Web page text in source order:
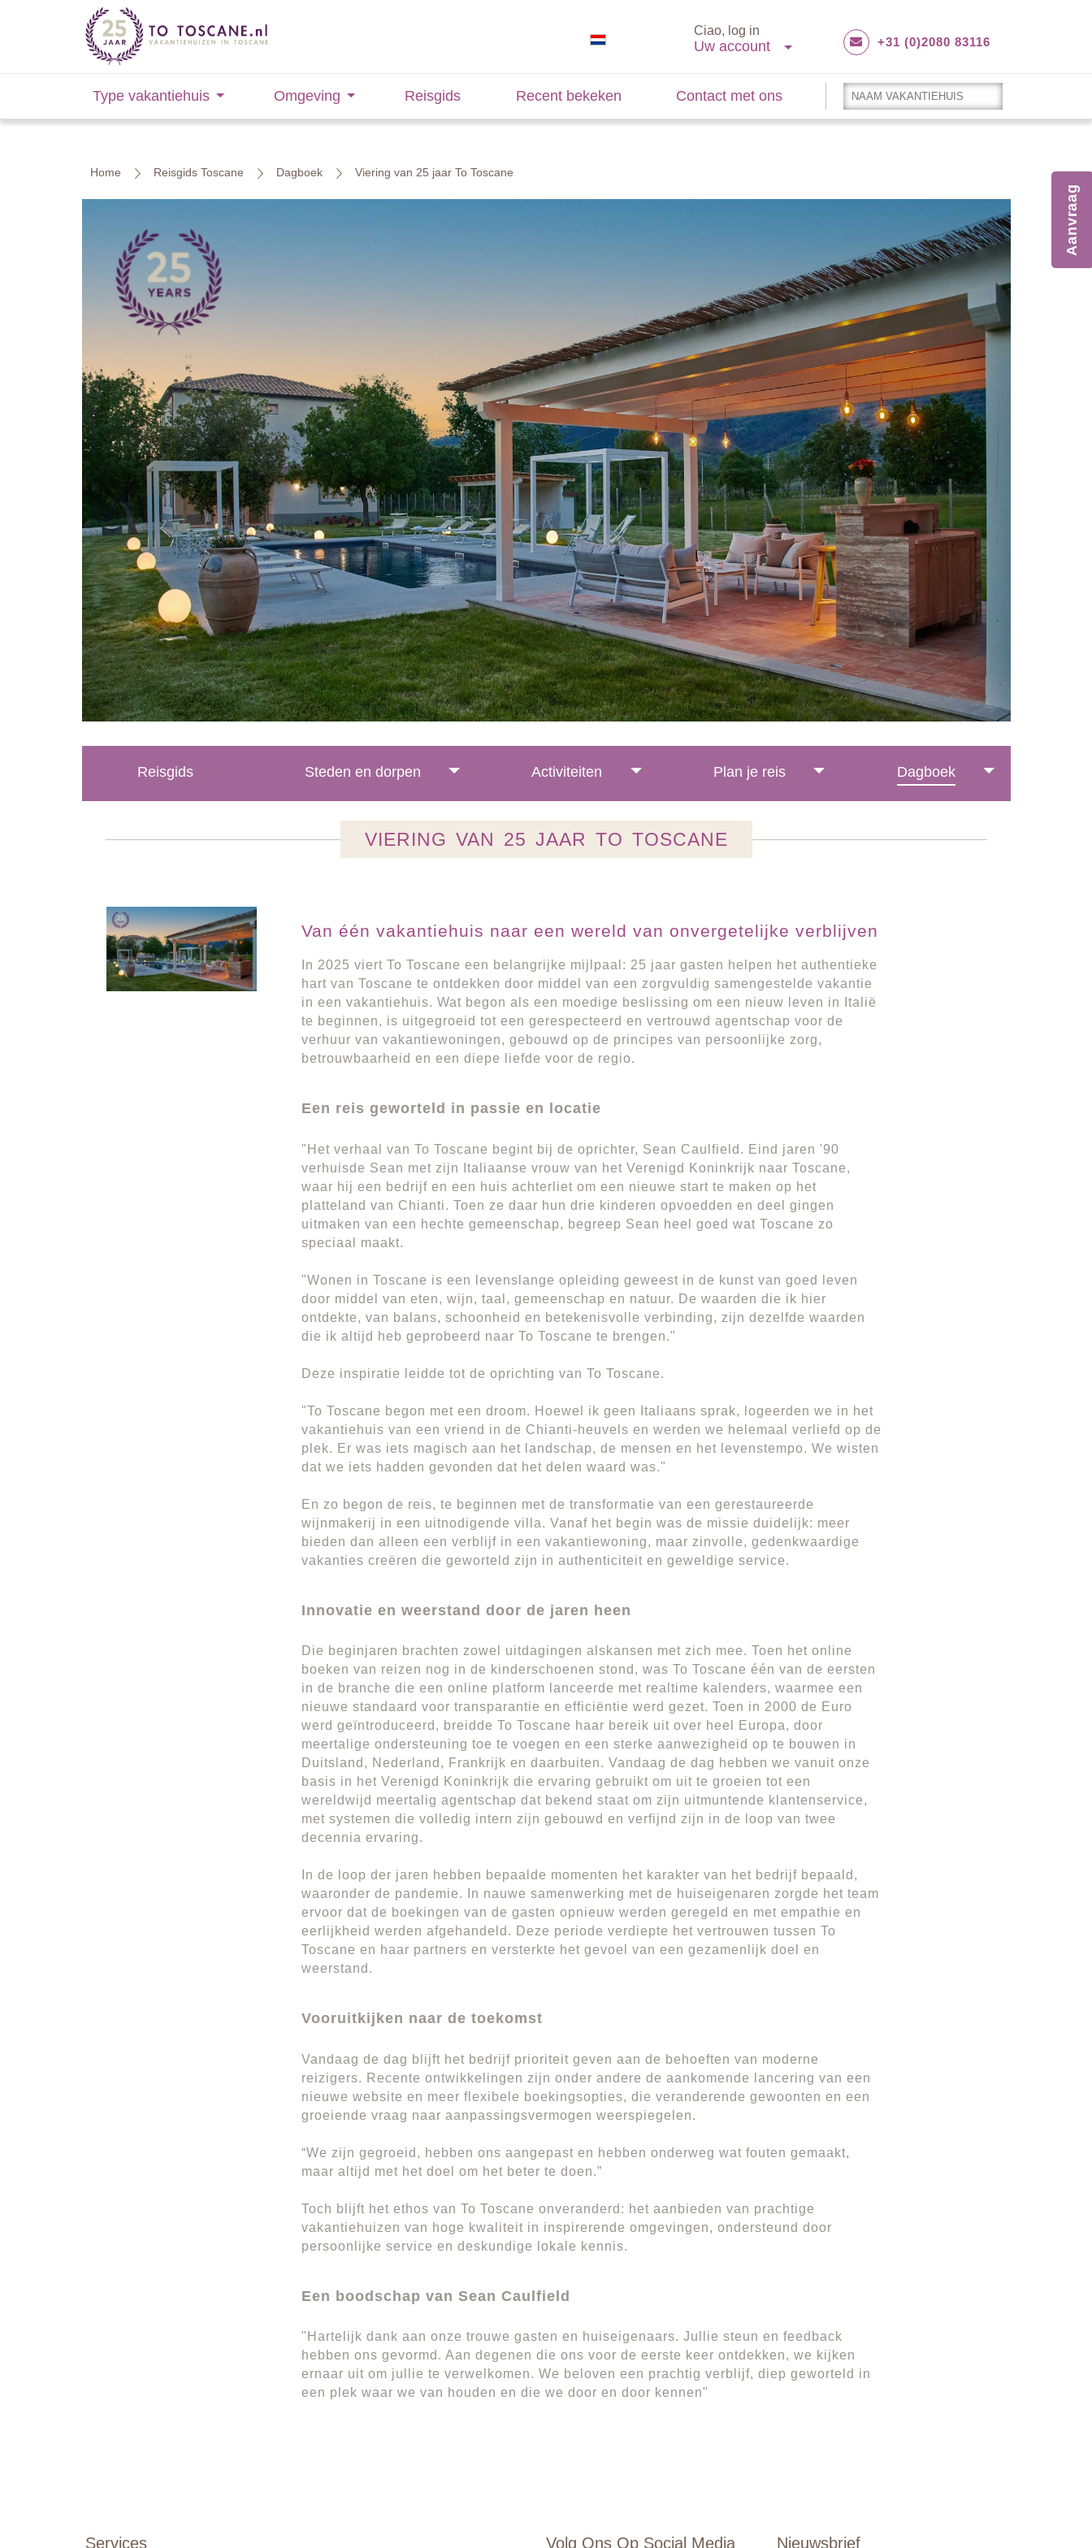
Ciao, log in
Uw account +31 (0)2080 83116
Type vakantiehuis Omgeving Reisgids Recent bekeken Contact met ons
Home Reisgids Toscane Dagboek Viering van 25 jaar To Toscane
Reisgids Steden en dorpen Activiteiten Plan je reis Dagboek
VIERING VAN 25 JAAR TO TOSCANE
Van één vakantiehuis naar een wereld van onvergetelijke verblijven
In 2025 viert To Toscane een belangrijke mijlpaal: 25 jaar gasten helpen het authentieke
hart van Toscane te ontdekken door middel van een zorgvuldig samengestelde vakantie
in een vakantiehuis. Wat begon als een moedige beslissing om een nieuw leven in Italië
te beginnen, is uitgegroeid tot een gerespecteerd en vertrouwd agentschap voor de
verhuur van vakantiewoningen, gebouwd op de principes van persoonlijke zorg,
betrouwbaarheid en een diepe liefde voor de regio.
Een reis geworteld in passie en locatie
"Het verhaal van To Toscane begint bij de oprichter, Sean Caulfield. Eind jaren '90
verhuisde Sean met zijn Italiaanse vrouw van het Verenigd Koninkrijk naar Toscane,
waar hij een bedrijf en een huis achterliet om een nieuwe start te maken op het
platteland van Chianti. Toen ze daar hun drie kinderen opvoedden en deel gingen
uitmaken van een hechte gemeenschap, begreep Sean heel goed wat Toscane zo
speciaal maakt.
"Wonen in Toscane is een levenslange opleiding geweest in de kunst van goed leven
door middel van eten, wijn, taal, gemeenschap en natuur. De waarden die ik hier
ontdekte, van balans, schoonheid en betekenisvolle verbinding, zijn dezelfde waarden
die ik altijd heb geprobeerd naar To Toscane te brengen."
Deze inspiratie leidde tot de oprichting van To Toscane.
"To Toscane begon met een droom. Hoewel ik geen Italiaans sprak, logeerden we in het
vakantiehuis van een vriend in de Chianti-heuvels en werden we helemaal verliefd op de
plek. Er was iets magisch aan het landschap, de mensen en het levenstempo. We wisten
dat we iets hadden gevonden dat het delen waard was."
En zo begon de reis, te beginnen met de transformatie van een gerestaureerde
wijnmakerij in een uitnodigende villa. Vanaf het begin was de missie duidelijk: meer
bieden dan alleen een verblijf in een vakantiewoning, maar zinvolle, gedenkwaardige
vakanties creëren die geworteld zijn in authenticiteit en geweldige service.
Innovatie en weerstand door de jaren heen
Die beginjaren brachten zowel uitdagingen alskansen met zich mee. Toen het online
boeken van reizen nog in de kinderschoenen stond, was To Toscane één van de eersten
in de branche die een online platform lanceerde met realtime kalenders, waarmee een
nieuwe standaard voor transparantie en efficiëntie werd gezet. Toen in 2000 de Euro
werd geïntroduceerd, breidde To Toscane haar bereik uit over heel Europa, door
meertalige ondersteuning toe te voegen en een sterke aanwezigheid op te bouwen in
Duitsland, Nederland, Frankrijk en daarbuiten. Vandaag de dag hebben we vanuit onze
basis in het Verenigd Koninkrijk die ervaring gebruikt om uit te groeien tot een
wereldwijd meertalig agentschap dat bekend staat om zijn uitmuntende klantenservice,
met systemen die volledig intern zijn gebouwd en verfijnd zijn in de loop van twee
decennia ervaring.
In de loop der jaren hebben bepaalde momenten het karakter van het bedrijf bepaald,
waaronder de pandemie. In nauwe samenwerking met de huiseigenaren zorgde het team
ervoor dat de boekingen van de gasten opnieuw werden geregeld en met empathie en
eerlijkheid werden afgehandeld. Deze periode verdiepte het vertrouwen tussen To
Toscane en haar partners en versterkte het gevoel van een gezamenlijk doel en
weerstand.
Vooruitkijken naar de toekomst
Vandaag de dag blijft het bedrijf prioriteit geven aan de behoeften van moderne
reizigers. Recente ontwikkelingen zijn onder andere de aankomende lancering van een
nieuwe website en meer flexibele boekingsopties, die veranderende gewoonten en een
groeiende vraag naar aanpassingsvermogen weerspiegelen.
“We zijn gegroeid, hebben ons aangepast en hebben onderweg wat fouten gemaakt,
maar altijd met het doel om het beter te doen.”
Toch blijft het ethos van To Toscane onveranderd: het aanbieden van prachtige
vakantiehuizen van hoge kwaliteit in inspirerende omgevingen, ondersteund door
persoonlijke service en deskundige lokale kennis.
Een boodschap van Sean Caulfield
"Hartelijk dank aan onze trouwe gasten en huiseigenaars. Jullie steun en feedback
hebben ons gevormd. Aan degenen die ons voor de eerste keer ontdekken, we kijken
ernaar uit om jullie te verwelkomen. We beloven een prachtig verblijf, diep geworteld in
een plek waar we van houden en die we door en door kennen"
Services Volg Ons Op Social Media Nieuwsbrief
Aanvraag